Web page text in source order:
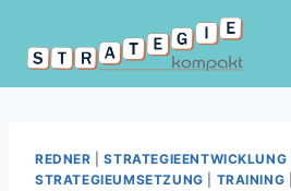
Inhalt
springen
REDNER |STRATEGIEENTWICKLUNG
STRATEGIEUMSETZUNG
TRAINING